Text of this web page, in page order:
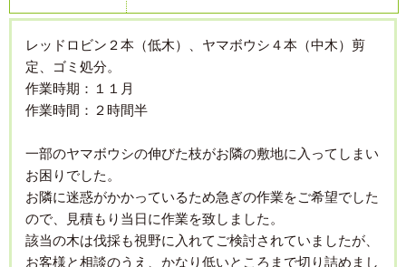
レッドロビン２本（低木）、ヤマボウシ４本（中木）剪
定、ゴミ処分。
作業時期：１１月
作業時間：２時間半
一部のヤマボウシの伸びた枝がお隣の敷地に入ってしまい
お困りでした。
お隣に迷惑がかかっているため急ぎの作業をご希望でした
ので、見積もり当日に作業を致しました。
該当の木は伐採も視野に入れてご検討されていましたが、
お客様と相談のうえ、かなり低いところまで切り詰めまし